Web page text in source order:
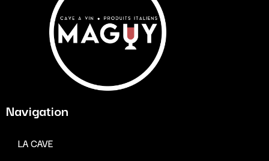
Navigation
LA CAVE